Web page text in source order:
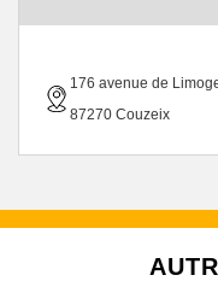
176 avenue de
87270 Couzeix